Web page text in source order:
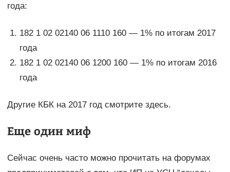
года:
182 1 02 02140 06 1110 160 — 1% по итогам 2017
года
182 1 02 02140 06 1200 160 — 1% по итогам 2016
года
Другие КБК на 2017 год смотрите здесь.
Еще один миф
Сейчас очень часто можно прочитать на форумах